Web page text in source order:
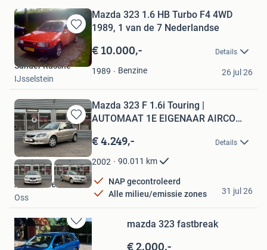
Bewaren
in
Mijn
Favorieten
Mazda 323 1.6 HB Turbo F4 4WD
1989, 1 van de 7 Nederlandse
€ 10.000,- Details
1989 Benzine
Sander Rusche
IJsselstein
26 jul 26
Bewaren
in
Mijn
Favorieten
Mazda 323 F 1.6i Touring |
AUTOMAAT 1E EIGENAAR AIRCO
€ 4.249,- Details
2002 90.011 km
NAP gecontroleerd
Alle milieu/emissie zones
Autohandel Oss
Oss
31 jul 26
Bewaren
in
mazda 323 fastbreak
€ 2.000,-